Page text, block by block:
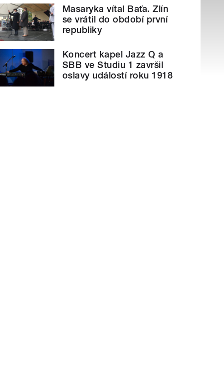
Masaryka vítal Baťa. Zlín
se vrátil do období první
republiky
Koncert kapel Jazz Q a
SBB ve Studiu 1 završil
oslavy událostí roku 1918